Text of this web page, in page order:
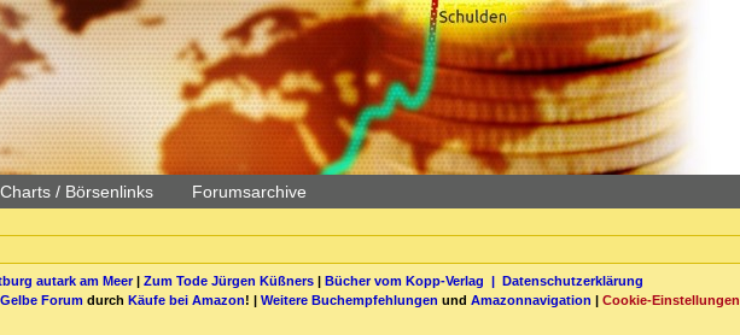
Charts / Börsenlinks Forumsarchive
autark am Meer| Zum Tode Jürgen Küßners| Bücher vom Kopp-Verlag | Datenschutzerklärung
Forum durch Käufe bei Amazon! | Weitere Buchempfehlungen und Amazonnavigation | Cookie-Einstellungen